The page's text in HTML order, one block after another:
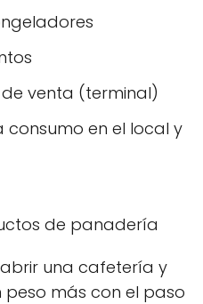
venta (terminal)
consumo en el local y
de panadería
una cafetería y
peso más con el paso